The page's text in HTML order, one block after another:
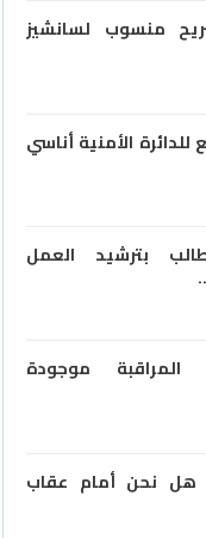
منسوب لسانشيز
الأمنية أناسي
بترشيد العمل
المراقبة موجودة
نحن أمام عقاب